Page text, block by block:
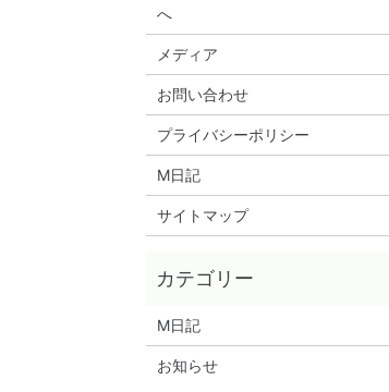
へ
メディア
お問い合わせ
プライバシーポリシー
M日記
サイトマップ
M日記
お知らせ